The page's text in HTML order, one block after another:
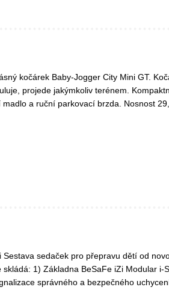
kočárek Baby-Jogger City Mini GT.
projede jakýmkoliv terénem.
madlo a ruční parkovací brzda. Nosnost
Sestava sedaček pro přepravu dětí od
skládá: 1) Základna BeSaFe iZi Modular i-
správného a bezpečného